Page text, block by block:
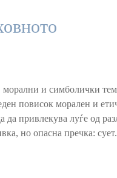
морални и симболички
повисок морален и
да привлекува луѓе од
но опасна пречка: